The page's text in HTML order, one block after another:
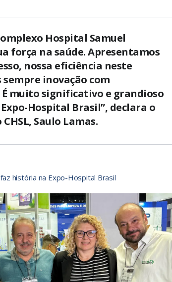
Hospital Samuel
força na saúde. Apresentamos
nossa eficiência neste
sempre inovação com
muito significativo e grandioso
Hospital Brasil”, declara o
Saulo Lamas.
história na Expo-Hospital Brasil